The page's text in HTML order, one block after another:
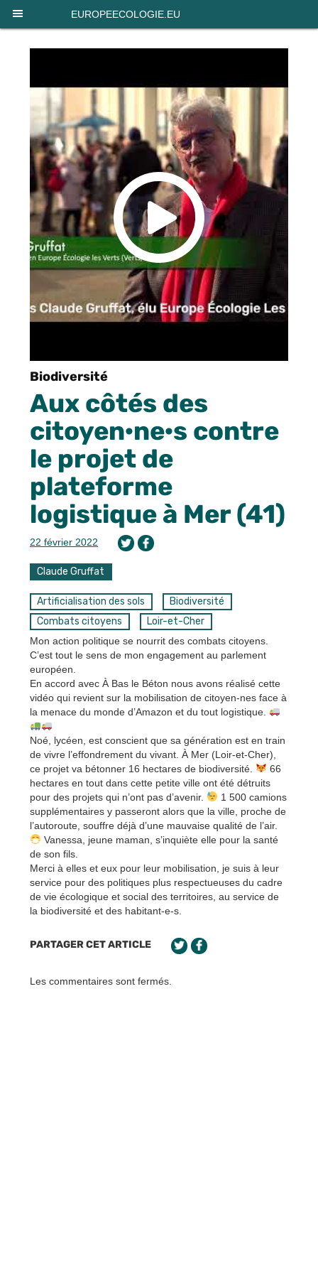
EUROPEECOLOGIE.EU
Biodiversité
Aux côtés des
citoyen·ne·s contre
le projet de
plateforme
logistique à Mer (41)
22 février 2022
Claude Gruffat
Artificialisation des sols
Biodiversité
Combats citoyens
Loir-et-Cher
Mon action politique se nourrit des combats citoyens.
C’est tout le sens de mon engagement au parlement
européen.
En accord avec À Bas le Béton nous avons réalisé cette
vidéo qui revient sur la mobilisation de citoyen-nes face à
la menace du monde d’Amazon et du tout logistique.
Noé, lycéen, est conscient que sa génération est en train
de vivre l’effondrement du vivant. À Mer (Loir-et-Cher),
ce projet va bétonner 16 hectares de biodiversité.
66
hectares en tout dans cette petite ville ont été détruits
pour des projets qui n’ont pas d’avenir.
1 500 camions
supplémentaires y passeront alors que la ville, proche de
l’autoroute, souffre déjà d’une mauvaise qualité de l’air.
Vanessa, jeune maman, s’inquiète elle pour la santé
de son fils.
Merci à elles et eux pour leur mobilisation, je suis à leur
service pour des politiques plus respectueuses du cadre
de vie écologique et social des territoires, au service de
la biodiversité et des habitant-e-s.
PARTAGER CET ARTICLE
Les commentaires sont fermés.